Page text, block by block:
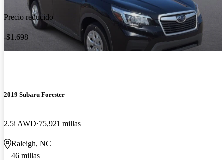
Precio reducido
-$1,698
2019 Subaru Forester
2.5i AWD 75,921 millas
Raleigh, NC
46 millas